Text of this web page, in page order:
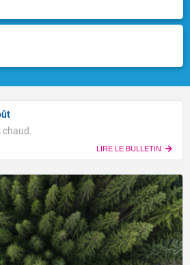
chaud.
LIRE LE BULLETIN